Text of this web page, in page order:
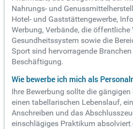
Nahrungs- und
Hotel- und Gaststättengewerbe,
Werbung, Verbände, die
Gesundheitssystem sowie die
Sport sind hervorragende
Beschäftigung.
Wie bewerbe ich mich als
Ihre Bewerbung sollte die
einen tabellarischen Lebenslauf,
Anschreiben und das
einschlägiges Praktikum absolviert